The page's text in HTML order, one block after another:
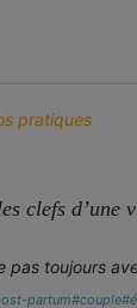
pratiques
clefs d’une
pas toujours
partum#couple